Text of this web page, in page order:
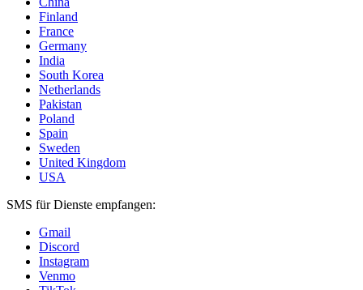
Finland
France
Germany
India
South Korea
Netherlands
Pakistan
Poland
Spain
Sweden
United Kingdom
USA
SMS für Dienste empfangen:
Gmail
Discord
Instagram
Venmo